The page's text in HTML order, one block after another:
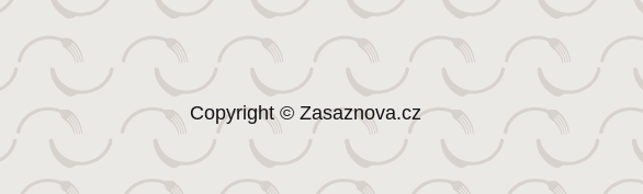
Copyright © Zasaznova.cz